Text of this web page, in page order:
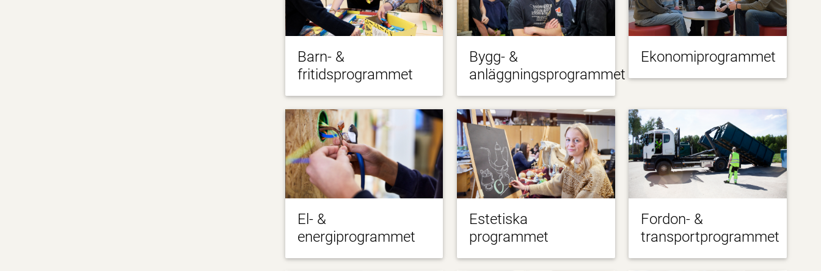
Barn- &
fritidsprogrammet
Bygg- &
anläggningsprogrammet
Ekonomiprogrammet
El- &
energiprogrammet
Estetiska
programmet
Fordon- &
transportprogrammet